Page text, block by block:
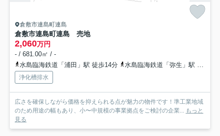
倉敷市連島町連島
倉敷市連島町連島 売地
2,060万円
- / 681.00㎡ / -
水島臨海鉄道「浦田」駅 徒歩14分
水島臨海鉄道「弥生」駅 徒歩17分
浄化槽排水
広さを確保しながら価格を抑えられる点が魅力の物件です！準工業地域
のため用途の幅もあり、小〜中規模の事業拠点をご検討の企業... もっと
見る